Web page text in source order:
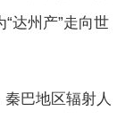
达州产”走向世
巴地区辐射人